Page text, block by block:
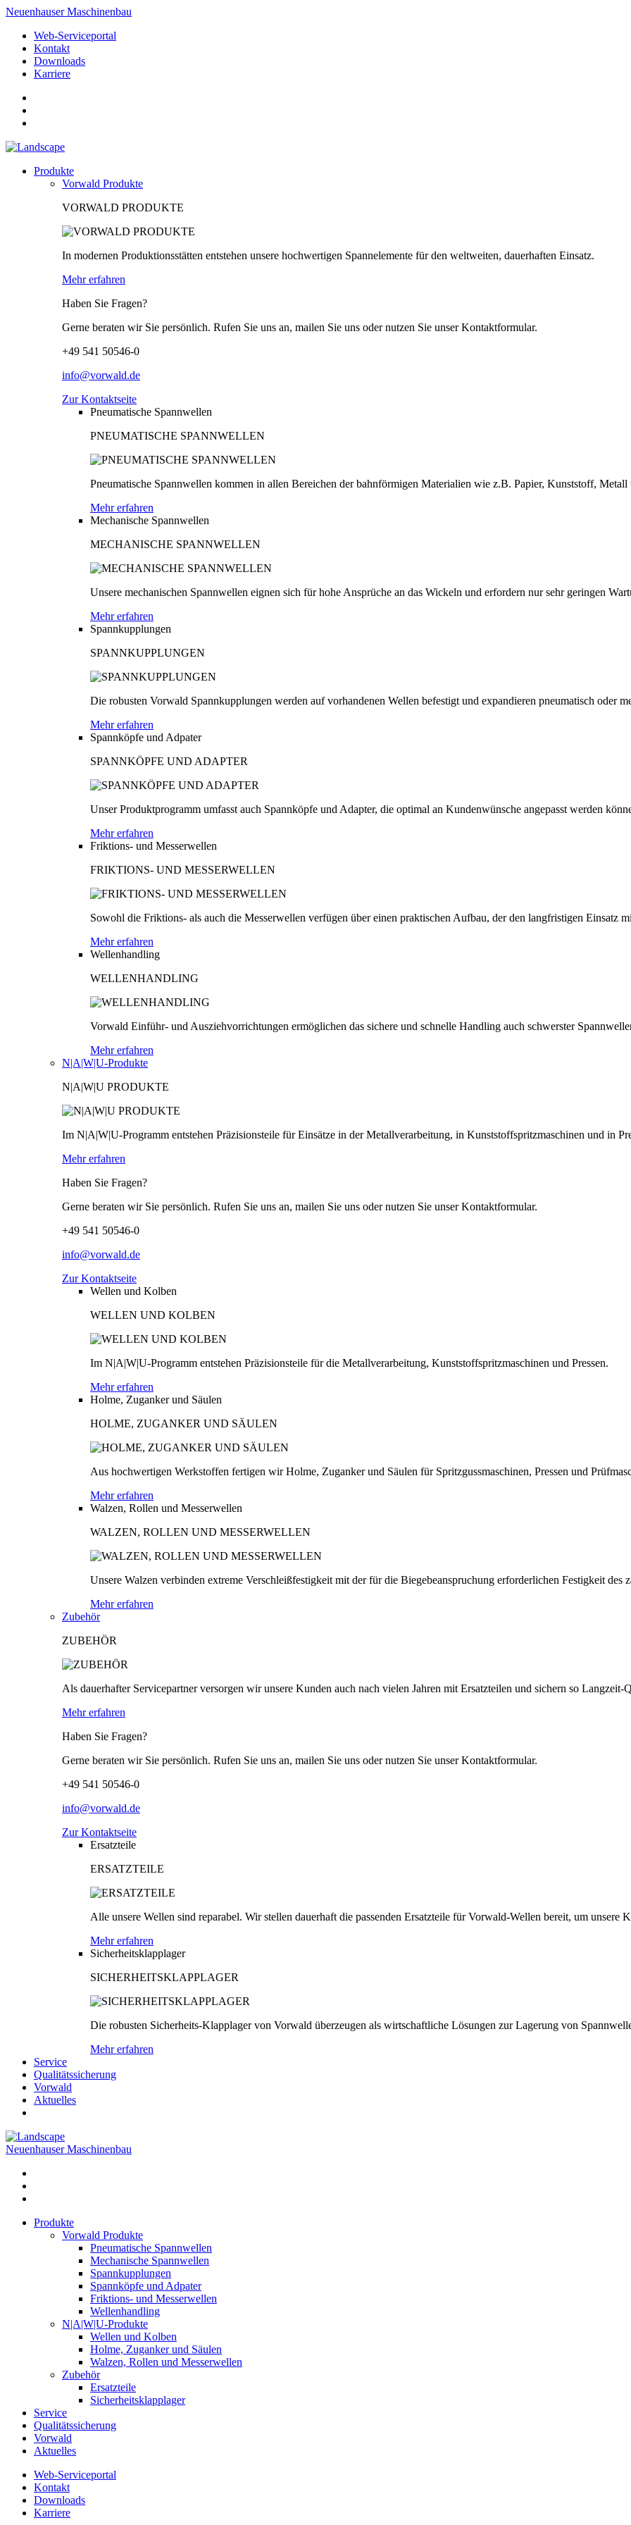
Neuenhauser Maschinenbau
Web-Serviceportal
Kontakt
Downloads
Karriere
Produkte
Vorwald Produkte
VORWALD PRODUKTE
In modernen Produktionsstätten entstehen unsere hochwertigen Spannelemente für den weltweiten, dauerhaften Einsatz.
Mehr erfahren
Haben Sie Fragen?
Gerne beraten wir Sie persönlich. Rufen Sie uns an, mailen Sie uns oder nutzen Sie unser Kontaktformular.
+49 541 50546-0
info@vorwald.de
Zur Kontaktseite
Pneumatische Spannwellen
PNEUMATISCHE SPANNWELLEN
Pneumatische Spannwellen kommen in allen Bereichen der bahnförmigen Materialien wie z.B. Papier, Kunststoff,
Mehr erfahren
Mechanische Spannwellen
MECHANISCHE SPANNWELLEN
Unsere mechanischen Spannwellen eignen sich für hohe Ansprüche an das Wickeln und erfordern nur sehr geringen
Mehr erfahren
Spannkupplungen
SPANNKUPPLUNGEN
Die robusten Vorwald Spannkupplungen werden auf vorhandenen Wellen befestigt und expandieren pneumatisch oder
Mehr erfahren
Spannköpfe und Adpater
SPANNKÖPFE UND ADAPTER
Unser Produktprogramm umfasst auch Spannköpfe und Adapter, die optimal an Kundenwünsche angepasst werden
Mehr erfahren
Friktions- und Messerwellen
FRIKTIONS- UND MESSERWELLEN
Sowohl die Friktions- als auch die Messerwellen verfügen über einen praktischen Aufbau, der den langfristigen Einsatz
Mehr erfahren
Wellenhandling
WELLENHANDLING
Vorwald Einführ- und Ausziehvorrichtungen ermöglichen das sichere und schnelle Handling auch schwerster
Mehr erfahren
N|A|W|U-Produkte
N|A|W|U PRODUKTE
Im N|A|W|U-Programm entstehen Präzisionsteile für Einsätze in der Metallverarbeitung, in Kunststoffspritzmaschinen und in
Mehr erfahren
Haben Sie Fragen?
Gerne beraten wir Sie persönlich. Rufen Sie uns an, mailen Sie uns oder nutzen Sie unser Kontaktformular.
+49 541 50546-0
info@vorwald.de
Zur Kontaktseite
Wellen und Kolben
WELLEN UND KOLBEN
Im N|A|W|U-Programm entstehen Präzisionsteile für die Metallverarbeitung, Kunststoffspritzmaschinen und Pressen.
Mehr erfahren
Holme, Zuganker und Säulen
HOLME, ZUGANKER UND SÄULEN
Aus hochwertigen Werkstoffen fertigen wir Holme, Zuganker und Säulen für Spritzgussmaschinen, Pressen und
Mehr erfahren
Walzen, Rollen und Messerwellen
WALZEN, ROLLEN UND MESSERWELLEN
Unsere Walzen verbinden extreme Verschleißfestigkeit mit der für die Biegebeanspruchung erforderlichen Festigkeit des
Mehr erfahren
Zubehör
ZUBEHÖR
Als dauerhafter Servicepartner versorgen wir unsere Kunden auch nach vielen Jahren mit Ersatzteilen und sichern so Langzeit-
Mehr erfahren
Haben Sie Fragen?
Gerne beraten wir Sie persönlich. Rufen Sie uns an, mailen Sie uns oder nutzen Sie unser Kontaktformular.
+49 541 50546-0
info@vorwald.de
Zur Kontaktseite
Ersatzteile
ERSATZTEILE
Alle unsere Wellen sind reparabel. Wir stellen dauerhaft die passenden Ersatzteile für Vorwald-Wellen bereit, um unsere
Mehr erfahren
Sicherheitsklapplager
SICHERHEITSKLAPPLAGER
Die robusten Sicherheits-Klapplager von Vorwald überzeugen als wirtschaftliche Lösungen zur Lagerung von
Mehr erfahren
Service
Qualitätssicherung
Vorwald
Aktuelles
Neuenhauser Maschinenbau
Produkte
Vorwald Produkte
Pneumatische Spannwellen
Mechanische Spannwellen
Spannkupplungen
Spannköpfe und Adpater
Friktions- und Messerwellen
Wellenhandling
N|A|W|U-Produkte
Wellen und Kolben
Holme, Zuganker und Säulen
Walzen, Rollen und Messerwellen
Zubehör
Ersatzteile
Sicherheitsklapplager
Service
Qualitätssicherung
Vorwald
Aktuelles
Web-Serviceportal
Kontakt
Downloads
Karriere